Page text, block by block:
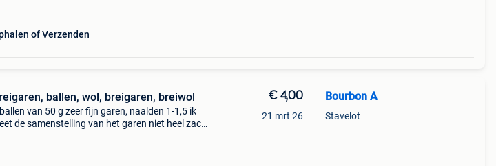
of Verzenden
ballen, wol, breigaren, breiwol
van 50 g zeer fijn garen, naalden 1-1,5 ik
de samenstelling van het garen niet heel zacht
€ 4,00
21 mrt 26
Bourbon A
Stavelot